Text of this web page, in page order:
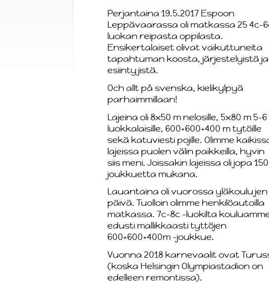
Perjantaina 19.5.2017 Espoon
Leppävaarassa oli matkassa 25 4c-
luokan reipasta oppilasta.
Ensikertalaiset olivat vaikuttuneita
tapahtuman koosta, järjestelyistä ja
esiintyjistä.
Och allt på svenska, kielikylpyä
parhaimmillaan!
Lajeina oli 8x50 m nelosille, 5x80 m 5-6
luokkalaisille, 600+600+400 m tytöille
sekä katuviesti pojille. Olimme
lajeissa puolen välin paikkeilla, hyvin
siis meni. Joissakin lajeissa oli jopa 150
joukkuetta mukana.
Lauantaina oli vuorossa yläkoulujen
päivä. Tuolloin olimme henkilöautoilla
matkassa. 7c-8c -luokilta
edusti mallikkaasti tyttöjen
600+600+400m -joukkue.
Vuonna 2018 karnevaalit ovat
(koska Helsingin Olympiastadion on
edelleen remontissa).